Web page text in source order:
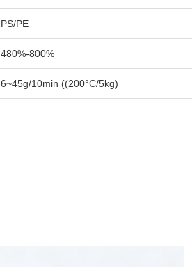
PS/PE
480%-800%
6~45g/10min ((200°C/5kg)